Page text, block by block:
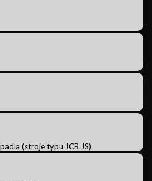
(stroje typu JCB JS)